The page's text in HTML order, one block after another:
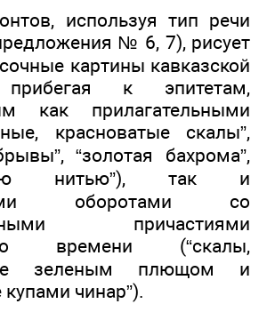
используя тип речи
№ 6, 7), рисует
картины кавказской
к эпитетам,
как прилагательными
красноватые скалы”,
“золотая бахрома”,
нитью”), так и
оборотами со
причастиями
времени (“скалы,
зеленым плющом и
чинар”).